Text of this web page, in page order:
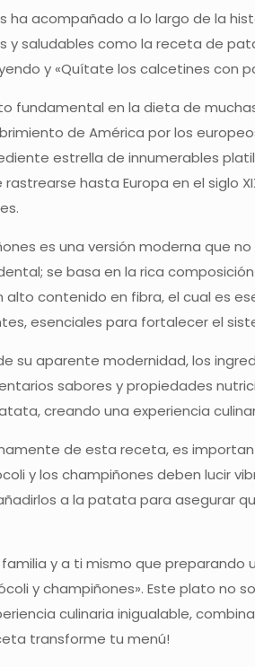
ha acompañado a lo largo de la
saludables como la receta de
y «Quítate los calcetines con
fundamental en la dieta de
de América por los
estrella de innumerables
hasta Europa en el siglo
es una versión moderna que
se basa en la rica
contenido en fibra, el cual es
esenciales para fortalecer el
su aparente modernidad, los
sabores y propiedades
creando una experiencia
de esta receta, es
y los champiñones deben lucir
a la patata para asegurar
y a ti mismo que
y champiñones». Este plato no
culinaria inigualable,
transforme tu menú!